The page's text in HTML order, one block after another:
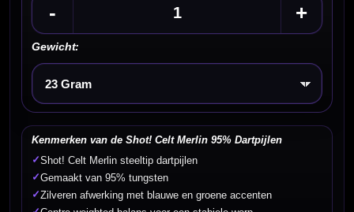
- +
Gewicht:
Kies een optie
Kenmerken van de Shot! Celt Merlin 95% Dartpijlen
✓Shot! Celt Merlin steeltip dartpijlen
✓Gemaakt van 95% tungsten
✓Zilveren afwerking met blauwe en groene accenten